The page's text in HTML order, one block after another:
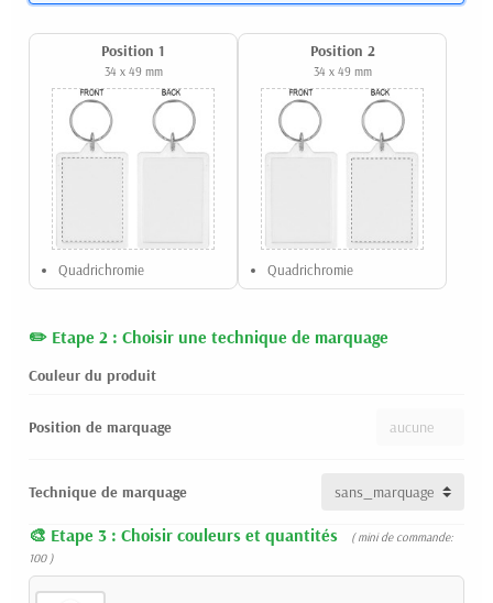
Position 1
34 x 49 mm
Quadrichromie
Position 2
34 x 49 mm
Quadrichromie
Etape 2 : Choisir une technique de marquage
Couleur du produit
Position de marquage
Technique de marquage
Etape 3 : Choisir couleurs et quantités
( mini de commande:
100 )